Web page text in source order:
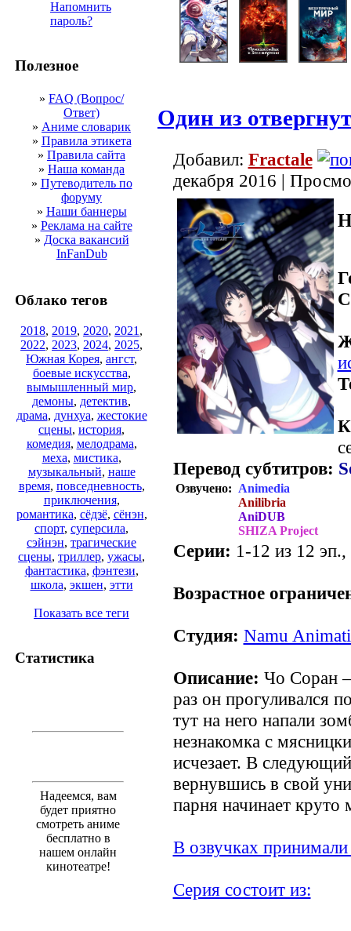
Напомнить
пароль?
Полезное
» FAQ (Вопрос/
Ответ)
» Аниме словарик
» Правила этикета
» Правила сайта
» Наша команда
» Путеводитель по
форуму
» Наши баннеры
» Реклама на сайте
» Доска вакансий
InFanDub
Облако тегов
2018, 2019, 2020, 2021 ,
2022, 2023, 2024, 2025,
Южная Корея, ангст,
боевые искусства,
вымышленный мир,
демоны, детектив,
драма, дунхуа, жестокие
сцены, история,
комедия, мелодрама,
меха, мистика,
музыкальный, наше
время, повседневность,
приключения,
романтика, сёдзё, сёнэн,
спорт, суперсила,
сэйнэн, трагические
сцены, триллер, ужасы,
фантастика, фэнтези,
школа, экшен, этти
Показать все теги
Статистика
Надеемся, вам
будет приятно
смотреть аниме
бесплатно в
нашем онлайн
кинотеатре!
Один из
Добавил: Fractale
декабря 2016 |
Перевод субтитров:
Озвучено: Animedia
Anilibria
AniDUB
SHIZA Project
Серии: 1-12 из 12
Возрастное
Студия: Namu
Описание: Чо Соран
раз он прогуливался
тут на него напали
незнакомка с
исчезает. В
вернувшись в свой
парня начинает круто
В озвучках принимали
Серия состоит из: